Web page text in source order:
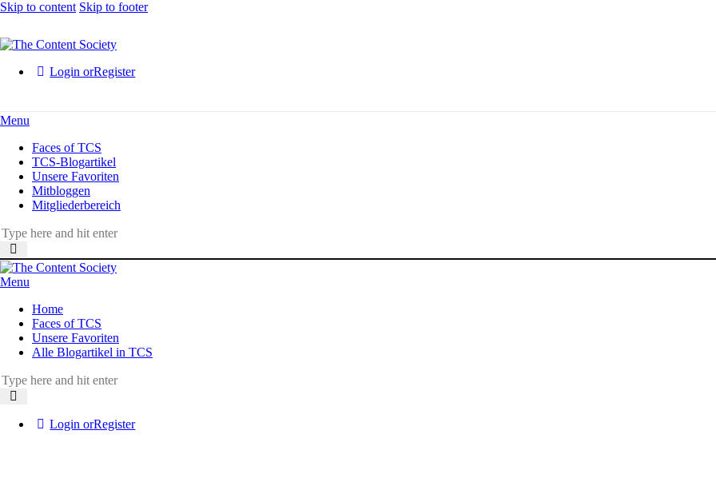
Skip to content Skip to footer
Login orRegister
Menu
Faces of TCS
TCS-Blogartikel
Unsere Favoriten
Mitbloggen
Mitgliederbereich
Menu
Home
Faces of TCS
Unsere Favoriten
Alle Blogartikel in TCS
Login orRegister